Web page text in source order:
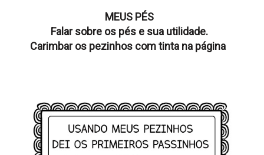
MEUS PÉS
Falar sobre os pés e sua utilidade.
Carimbar os pezinhos com tinta na página